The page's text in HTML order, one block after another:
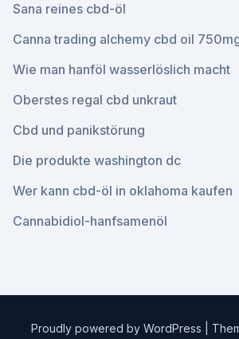
Sana reines cbd-öl
Canna trading alchemy cbd oil
Wie man hanföl wasserlöslich macht
Oberstes regal cbd unkraut
Cbd und panikstörung
Die produkte washington dc
Wer kann cbd-öl in oklahoma kaufen
Cannabidiol-hanfsamenöl
Proudly powered by WordPress